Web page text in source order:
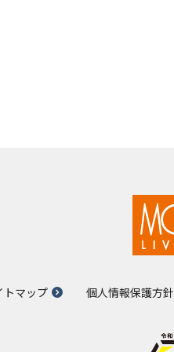
トマップ 個人情報保護方針